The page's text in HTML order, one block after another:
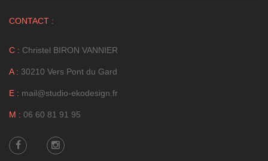
CONTACT :
C : Christel BIRON VANNIER
A : 30210 Vers Pont du Gard
E : mail@studio-ekodesign.fr
M : 06 60 81 91 95